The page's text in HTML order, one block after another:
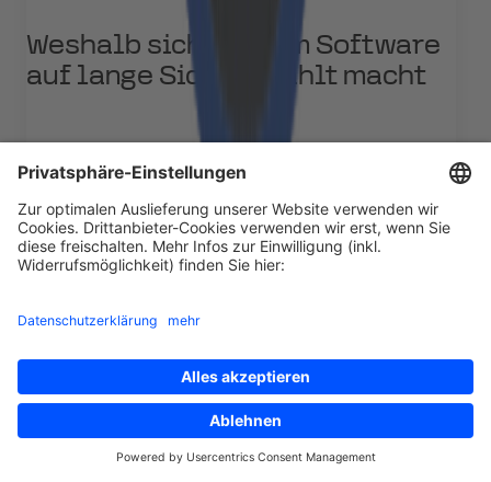
Weshalb sich Custom Software
auf lange Sicht bezahlt macht
Jonas Lucka
August 27, 2025